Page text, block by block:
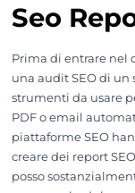
Seo
Prima di entrare nel
una audit SEO di
strumenti da usare
PDF o email
piattaforme SEO
creare dei report
posso